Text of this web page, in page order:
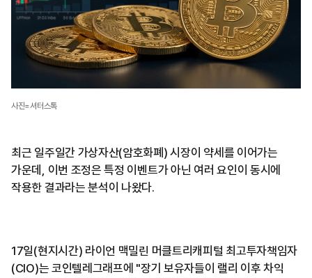
사진=셔터스톡
최근 일주일간 가상자산(암호화폐) 시장이 약세를 이어가는
가운데, 이번 조정은 특정 이벤트가 아닌 여러 요인이 동시에
작용한 결과라는 분석이 나왔다.
17일(현지시간) 라이언 맥밀린 머클트리캐피털 최고투자책임자
(CIO)는 코인텔레그래프에 "장기 보유자들이 랠리 이후 차익